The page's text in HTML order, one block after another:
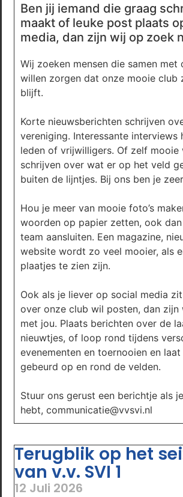
Ben jij iemand die graag
maakt of leuke post plaats
media, dan zijn wij op zoek
Wij zoeken mensen die samen met
willen zorgen dat onze mooie club
blijft.
Korte nieuwsberichten schrijven
vereniging. Interessante interviews
leden of vrijwilligers. Of zelf mooie
schrijven over wat er op het veld
buiten de lijntjes. Bij ons ben je
Hou je meer van mooie foto’s
woorden op papier zetten, ook
team aansluiten. Een magazine,
website wordt zo veel mooier, als
plaatjes te zien zijn.
Ook als je liever op social media
over onze club wil posten, dan zijn
met jou. Plaats berichten over de
nieuwtjes, of loop rond tijdens
evenementen en toernooien en
gebeurd op en rond de velden.
Stuur ons gerust een berichtje als
hebt, communicatie@vvsvi.nl
Terugblik op het
van v.v. SVI 1
12 Juli 2026